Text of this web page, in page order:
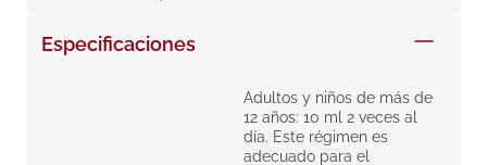
Especificaciones
Adultos y niños de más de
12 años: 10 ml 2 veces al
día. Este régimen es
adecuado para el